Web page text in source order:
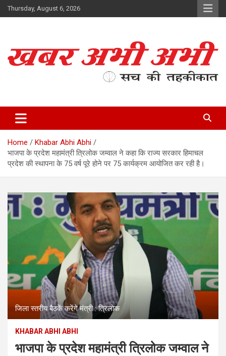
Skip
to
Thursday, August 6, 2026
Home
Khabar Abhi Abhi
भाजपा के प्रदेश महामंत्री त्रिलोक जम्वाल ने कहा कि राज्य सरकार हिमाचल
प्रदेश की स्थापना के 75 वर्ष पूरे होने पर 75 कार्यक्रम आयोजित कर रही है।
जिला स्तरीय बैठकें करेंगे मंत्री : त्रिलोक
KHABAR ABHI ABHI
भाजपा के प्रदेश महामंत्री त्रिलोक जम्वाल ने